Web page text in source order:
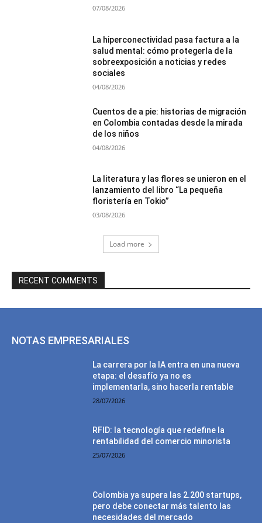
07/08/2026
La hiperconectividad pasa factura a la
salud mental: cómo protegerla de la
sobreexposición a noticias y redes
sociales
04/08/2026
Cuentos de a pie: historias de migración
en Colombia contadas desde la mirada
de los niños
04/08/2026
La literatura y las flores se unieron en el
lanzamiento del libro “La pequeña
floristería en Tokio”
03/08/2026
Load more
RECENT COMMENTS
NOTAS EMPRESARIALES
La carrera por la IA entra en una nueva
etapa: el desafío ya no es
implementarla, sino hacerla rentable
28/07/2026
RFID: la tecnología que redefine la
rentabilidad del comercio minorista
25/07/2026
Colombia ya supera las 2.200 startups,
pero debe conectar más talento las
necesidades del mercado